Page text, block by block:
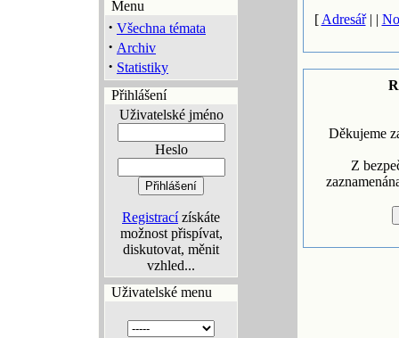
Menu
· Všechna témata
· Archiv
· Statistiky
Přihlášení
Uživatelské jméno
Heslo
Registracízískáte
možnost přispívat,
diskutovat, měnit
vzhled...
Uživatelské menu
[ Adresář| |
Děkujeme
Z